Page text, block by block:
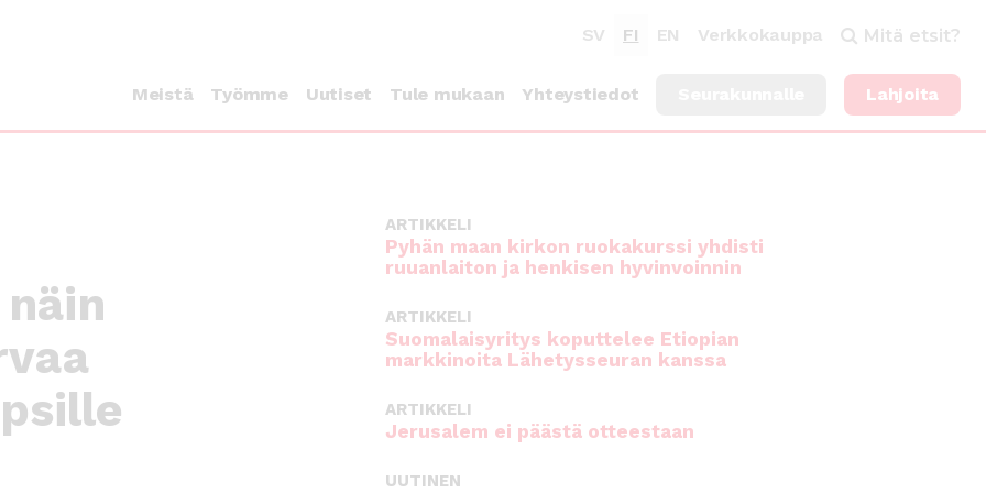
SV FI EN Verkkokauppa Mitä etsit?
Meistä Työmme Uutiset Tule mukaan Yhteystiedot Lahjoita
ARTIKKELI
Pyhän maan kirkon ruokakurssi yhdisti
ruuanlaiton ja henkisen hyvinvoinnin
ARTIKKELI
Suomalaisyritys koputtelee Etiopian
markkinoita Lähetysseuran kanssa
ARTIKKELI
Jerusalem ei päästä otteestaan
UUTINEN